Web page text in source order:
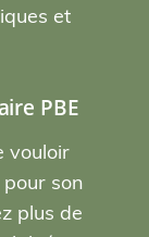
et
PBE
vouloir
son
plus de